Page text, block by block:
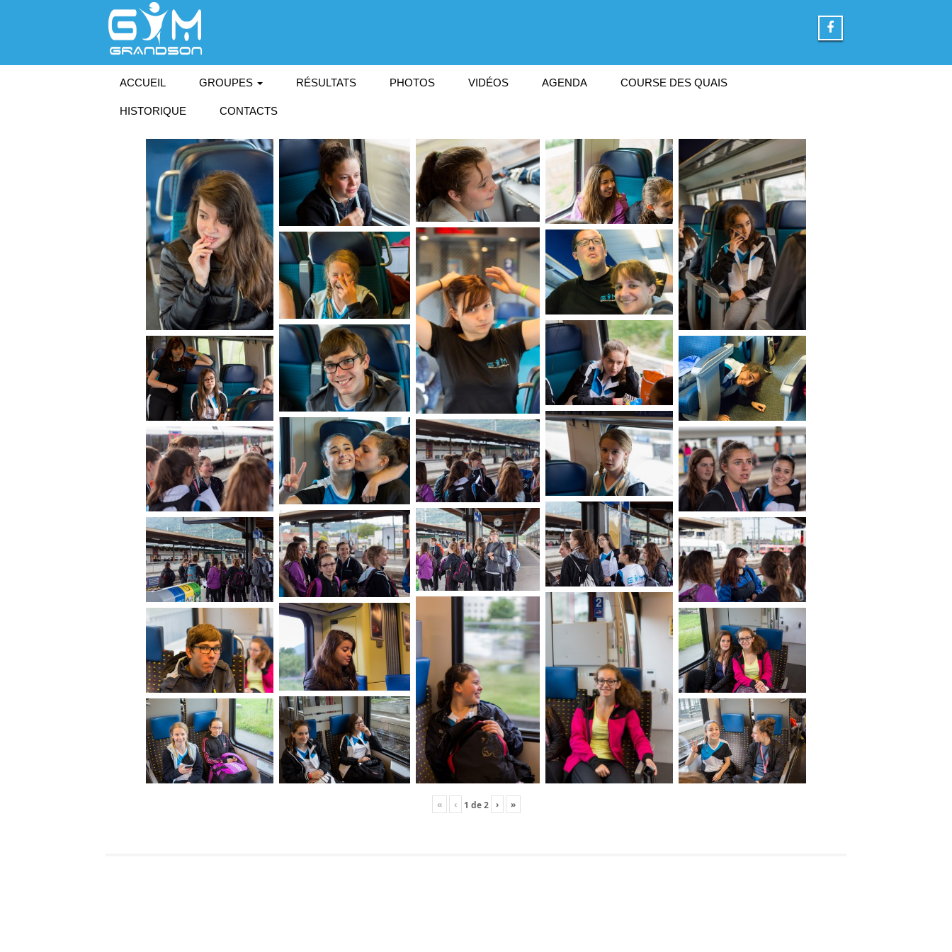
ACCUEIL GROUPES RÉSULTATS PHOTOS VIDÉOS AGENDA COURSE DES QUAIS
HISTORIQUE CONTACTS
« ‹ 1 de2 › »